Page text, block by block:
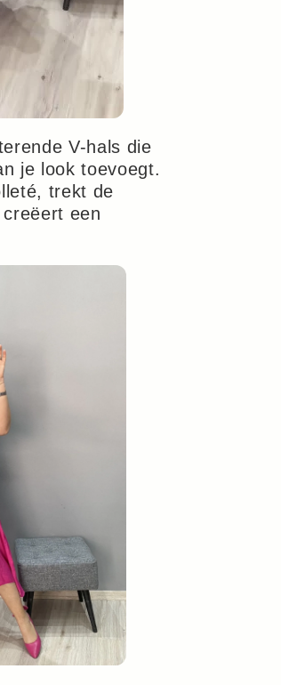
V-hals die
je look toevoegt.
trekt de
een